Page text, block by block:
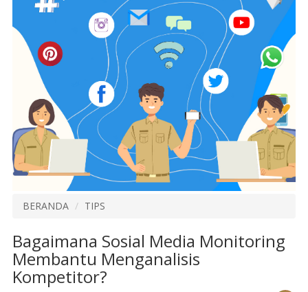
BERANDA TIPS
Bagaimana Sosial Media Monitoring
Membantu Menganalisis
Kompetitor?